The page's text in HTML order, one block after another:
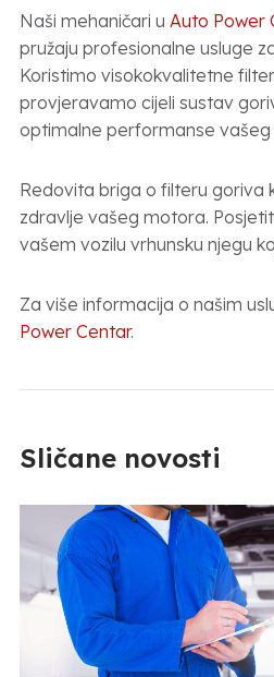
Naši mehaničari u Auto Power
pružaju profesionalne usluge
Koristimo visokokvalitetne
provjeravamo cijeli sustav
optimalne performanse vašeg
Redovita briga o filteru goriva
zdravlje vašeg motora.
vašem vozilu vrhunsku njegu
Za više informacija o našim
Power Centar.
Sličane novosti